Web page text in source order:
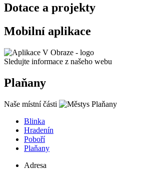
Dotace a projekty
Mobilní aplikace
Sledujte informace z našeho webu
Plaňany
Naše místní části
Blinka
Hradenín
Poboří
Plaňany
Adresa